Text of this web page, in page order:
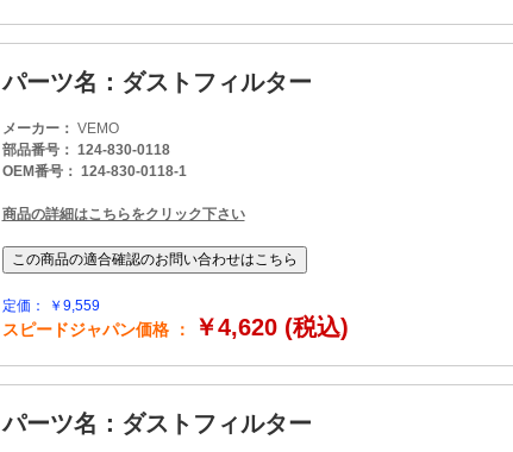
パーツ名：ダストフィルター
メーカー： VEMO
部品番号： 124-830-0118
OEM番号： 124-830-0118-1
商品の詳細はこちらをクリック下さい
定価： ￥9,559
スピードジャパン価格 ： ￥4,620 (税込)
パーツ名：ダストフィルター